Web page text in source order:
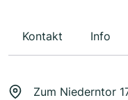
Kontakt Info
Zum Niederntor